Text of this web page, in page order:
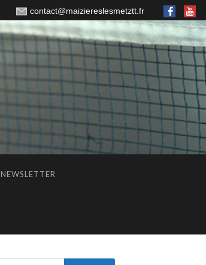
contact@maiziereslesmetztt.fr
NEWSLETTER